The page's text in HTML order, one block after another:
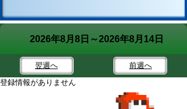
2026年8月8日～2026年8月14日
翌週へ 前週へ
登録情報がありません